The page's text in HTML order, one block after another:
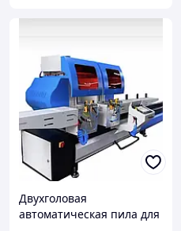
Двухголовая
автоматическая пила для